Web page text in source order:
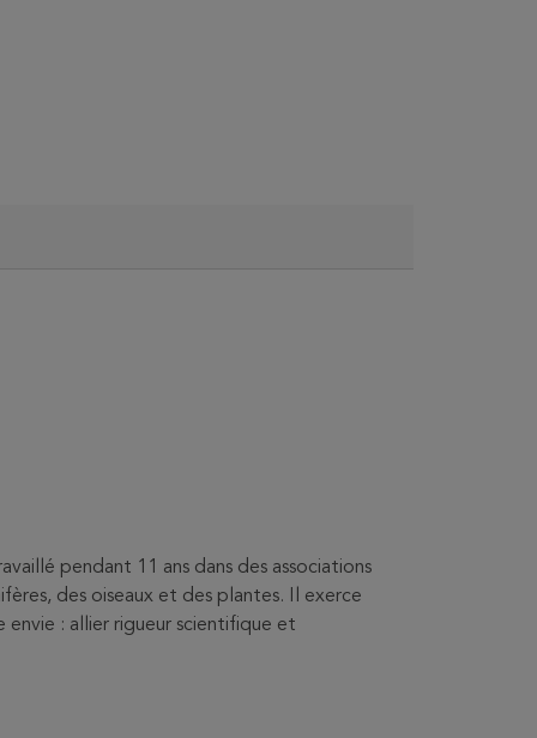
pendant 11 ans dans des associations
des oiseaux et des plantes. Il exerce
: allier rigueur scientifique et